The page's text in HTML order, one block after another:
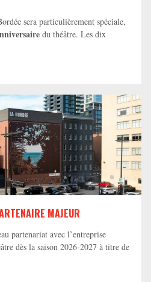
sera particulièrement spéciale,
du théâtre. Les dix
MAJEUR
partenariat avec l’entreprise
dès la saison 2026-2027 à titre de